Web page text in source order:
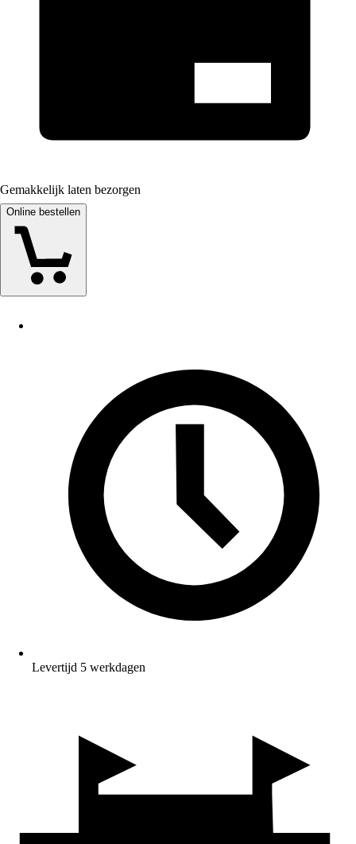
Gemakkelijk laten bezorgen
Online bestellen
Levertijd 5 werkdagen